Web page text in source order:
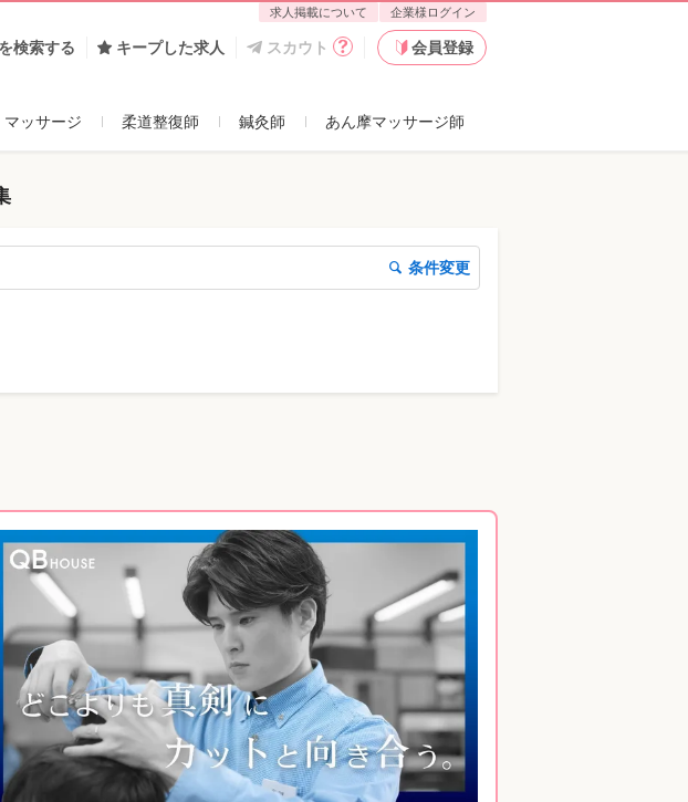
求人掲載について 企業様ログイン
検索する キープした求人 スカウト 会員登録
マッサージ 柔道整復師 鍼灸師 あん摩マッサージ師
条件変更